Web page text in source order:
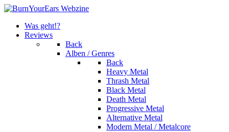
Was geht!?
Reviews
Back
Alben / Genres
Back
Heavy Metal
Thrash Metal
Black Metal
Death Metal
Progressive Metal
Alternative Metal
Modern Metal / Metalcore